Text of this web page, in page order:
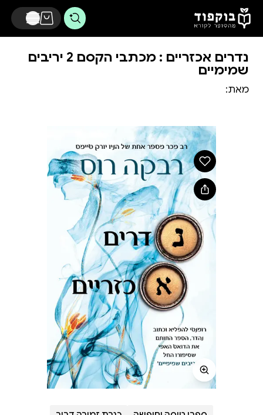
דלג לתוכן הראשי
נדרים אכזריים : מכתבי הקסם 2 יריבים
שמימיים
מאת: